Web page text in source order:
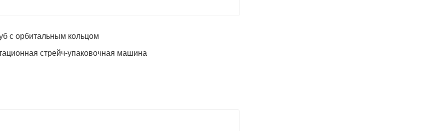
с орбитальным кольцом
стрейч-упаковочная машина